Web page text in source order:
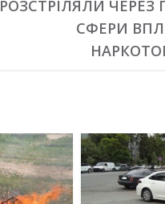
РОЗСТРІЛЯЛИ ЧЕРЕЗ
СФЕРИ